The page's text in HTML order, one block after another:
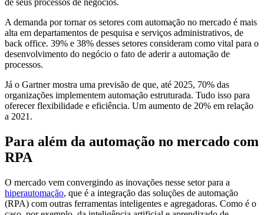
A demanda por tornar os setores com automação no mercado é mais
alta em departamentos de pesquisa e serviços administrativos, de
back office. 39% e 38% desses setores consideram como vital para o
desenvolvimento do negócio o fato de aderir a automação de
processos.
Já o Gartner mostra uma previsão de que, até 2025, 70% das
organizações implementem automação estruturada. Tudo isso para
oferecer flexibilidade e eficiência. Um aumento de 20% em relação
a 2021.
Para além da automação no mercado com
RPA
O mercado vem convergindo as inovações nesse setor para a
hiperautomação, que é a integração das soluções de automação
(RPA) com outras ferramentas inteligentes e agregadoras. Como é o